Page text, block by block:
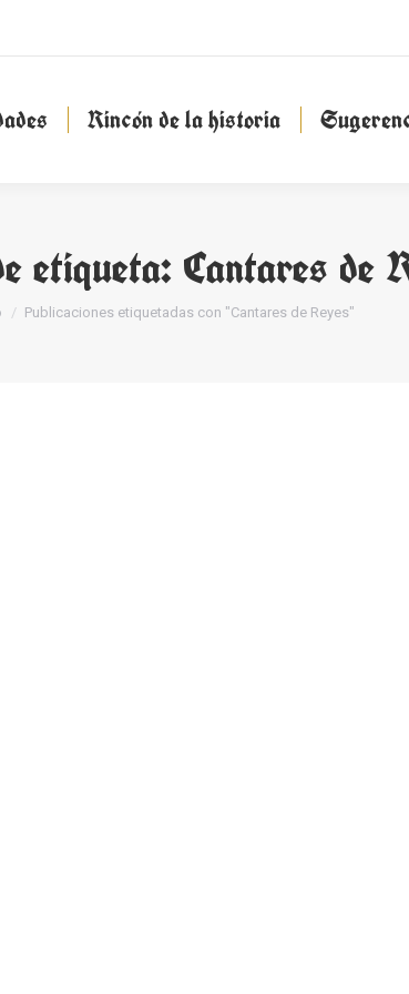
Rincón de la historia
etiqueta: Cantares de
aquí:
Publicaciones etiquetadas con "Cantares de Reyes"
Rincón de la historia